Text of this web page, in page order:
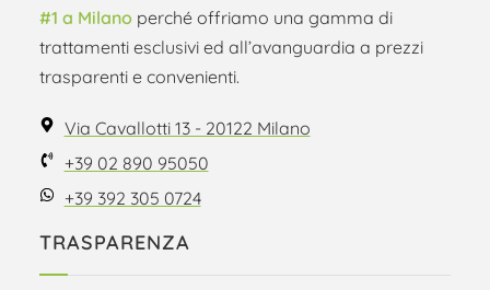
#1 a Milano perché offriamo una gamma di
trattamenti esclusivi ed all’avanguardia a prezzi
trasparenti e convenienti.
Via Cavallotti 13 - 20122 Milano
+39 02 890 95050
+39 392 305 0724
TRASPARENZA